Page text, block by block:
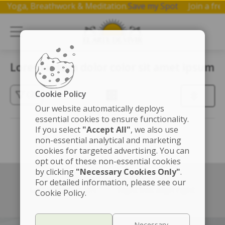
Yoga, Breathwork & Meditation.Save my Spot Join a
Lorem ipsum dolor color sit amet ipsum
(3)
Left box align left Right box align right
Cookie Policy
Our website automatically deploys
essential cookies to ensure functionality.
If you select "Accept All", we also use
non-essential analytical and marketing
cookies for targeted advertising. You can
opt out of these non-essential cookies
by clicking "Necessary Cookies Only".
For detailed information, please see our
Cookie Policy.